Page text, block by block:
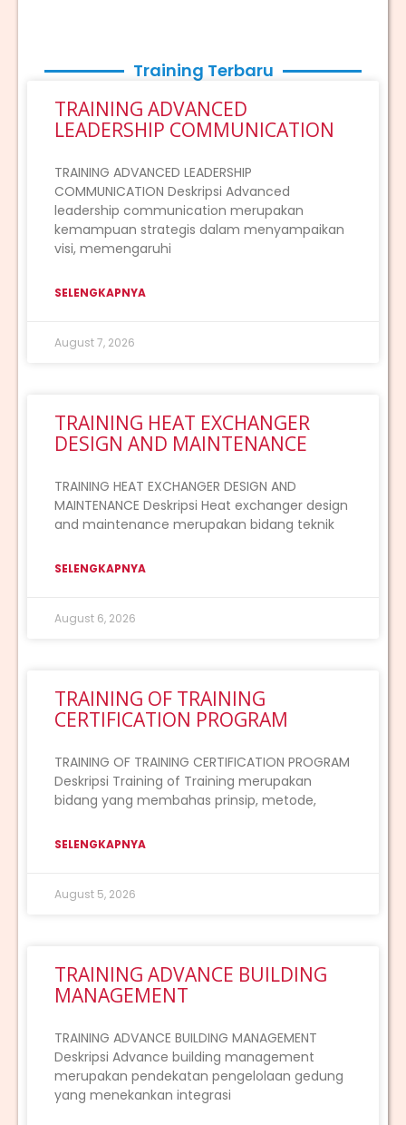
Training Terbaru
TRAINING ADVANCED
LEADERSHIP COMMUNICATION
TRAINING ADVANCED LEADERSHIP
COMMUNICATION Deskripsi Advanced
leadership communication merupakan
kemampuan strategis dalam menyampaikan
visi, memengaruhi
SELENGKAPNYA
August 7, 2026
TRAINING HEAT EXCHANGER
DESIGN AND MAINTENANCE
TRAINING HEAT EXCHANGER DESIGN AND
MAINTENANCE Deskripsi Heat exchanger design
and maintenance merupakan bidang teknik
SELENGKAPNYA
August 6, 2026
TRAINING OF TRAINING
CERTIFICATION PROGRAM
TRAINING OF TRAINING CERTIFICATION PROGRAM
Deskripsi Training of Training merupakan
bidang yang membahas prinsip, metode,
SELENGKAPNYA
August 5, 2026
TRAINING ADVANCE BUILDING
MANAGEMENT
TRAINING ADVANCE BUILDING MANAGEMENT
Deskripsi Advance building management
merupakan pendekatan pengelolaan gedung
yang menekankan integrasi